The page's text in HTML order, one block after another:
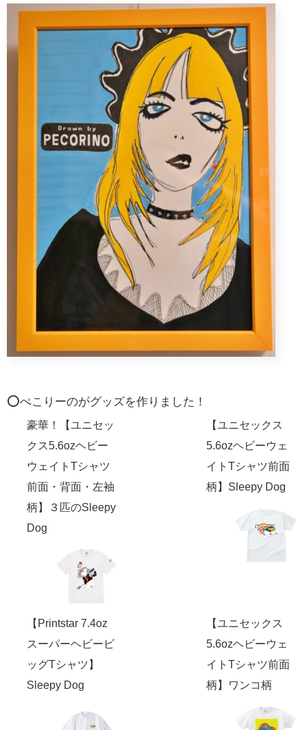
⭕️ぺこりーのがグッズを作りました！
豪華！【ユニセッ
クス5.6ozヘビー
ウェイトTシャツ
前面・背面・左袖
柄】３匹のSleepy
Dog
【ユニセックス
5.6ozヘビーウェ
イトTシャツ前面
柄】Sleepy Dog
【Printstar 7.4oz
スーパーヘビービ
ッグTシャツ】
Sleepy Dog
【ユニセックス
5.6ozヘビーウェ
イトTシャツ前面
柄】ワンコ柄